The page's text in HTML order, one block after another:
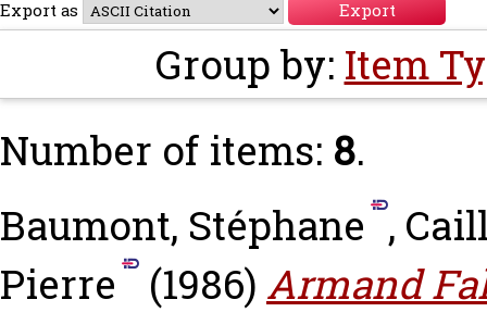
Export as
Group by: Item
Number of items: 8.
Baumont, Stéphane ,
Pierre
(1986) Armand